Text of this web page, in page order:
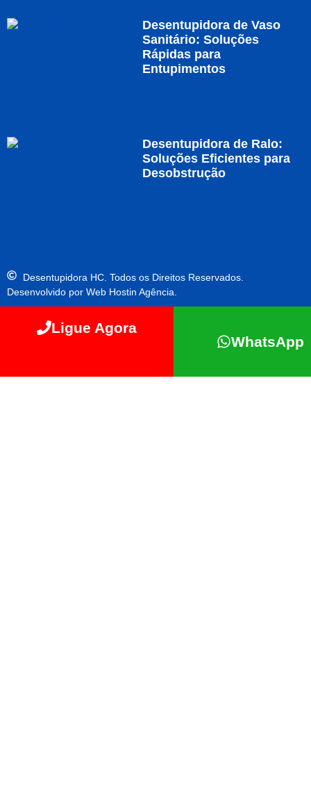
Desentupidora de Vaso
Sanitário: Soluções
Rápidas para
Entupimentos
Desentupidora de Ralo:
Soluções Eficientes para
Desobstrução
Desentupidora HC. Todos os Direitos Reservados.
Desenvolvido por Web Hostin Agência.
Ligue Agora
WhatsApp